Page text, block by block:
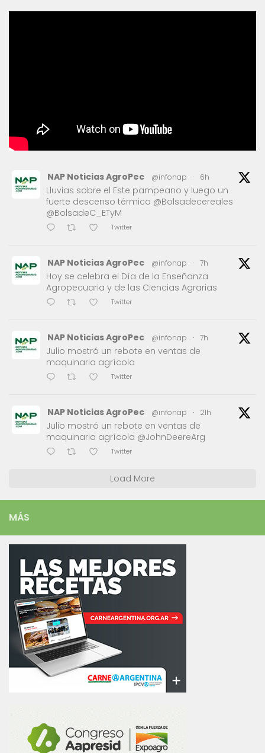
NAP Noticias AgroPec @infonap · 6h
Lluvias sobre el Este pampeano y luego un
fuerte descenso térmico @Bolsadecereales
@BolsadeC_ETyM
Twitter
NAP Noticias AgroPec @infonap · 7h
Hoy se celebra el Día de la Enseñanza
Agropecuaria y de las Ciencias Agrarias
Twitter
NAP Noticias AgroPec @infonap · 7h
Julio mostró un rebote en ventas de
maquinaria agrícola
Twitter
NAP Noticias AgroPec @infonap · 21h
Julio mostró un rebote en ventas de
maquinaria agrícola @JohnDeereArg
Twitter
Load More
MÁS